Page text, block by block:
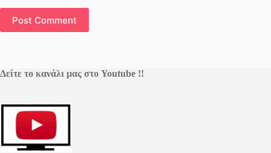
Post Comment
Δείτε το κανάλι μας στο Youtube !!